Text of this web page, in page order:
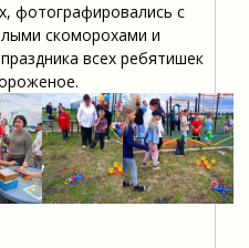
фотографировались с
скоморохами и
всех ребятишек